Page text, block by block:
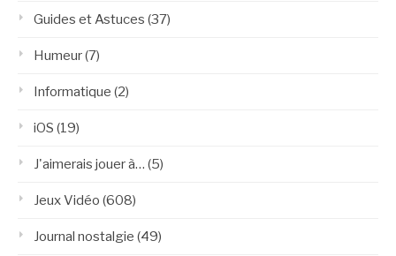
Guides et Astuces (37)
Humeur(7)
Informatique (2)
iOS (19)
J'aimerais jouer à… (5)
Jeux Vidéo (608)
Journal nostalgie (49)